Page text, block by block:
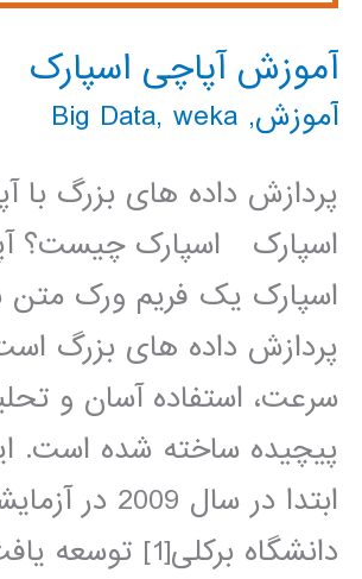
آموزش آپاچی اسپارک
آموزش,
Big Data, weka
پردازش داده های بزرگ با
اسپارک اسپارک چیست؟
اسپارک یک فریم ورک متن
پردازش داده های بزرگ
سرعت، استفاده آسان و
پیچیده ساخته شده است.
دانشگاه برکلی[1]